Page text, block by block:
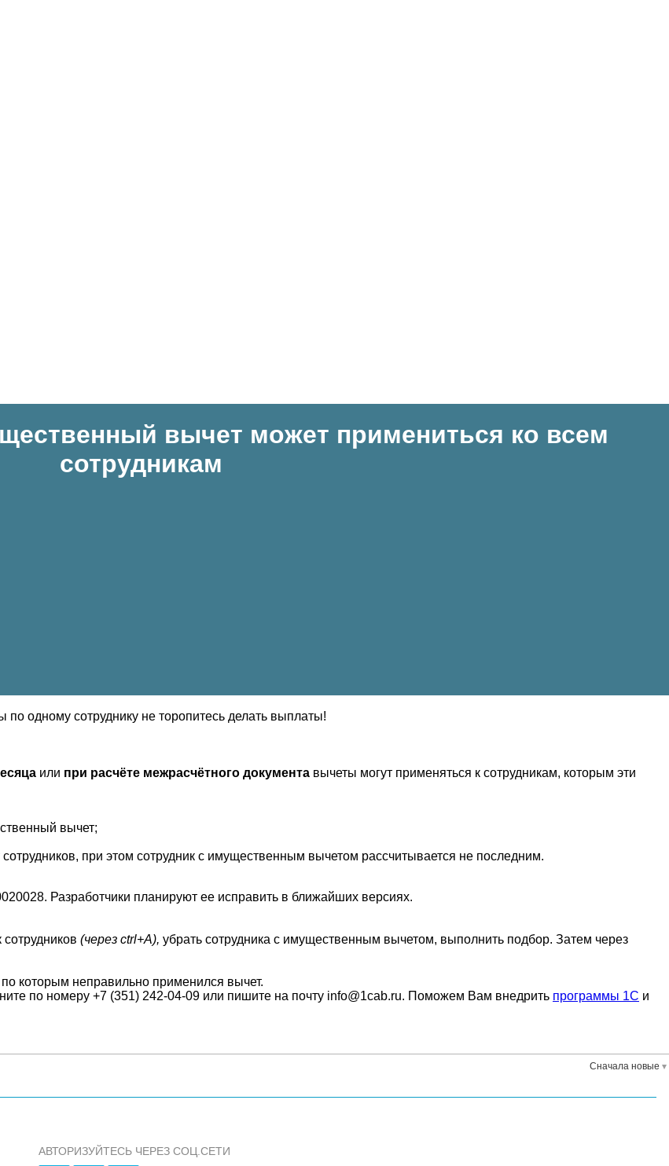
вычет может примениться ко всем
сотрудникам
одному сотруднику не торопитесь делать выплаты!
или при расчёте межрасчётного документа вычеты могут применяться к сотрудникам, которым эти
вычет;
при этом сотрудник с имущественным вычетом рассчитывается не последним.
Разработчики планируют ее исправить в ближайших версиях.
(через ctrl+A), убрать сотрудника с имущественным вычетом, выполнить подбор. Затем через
которым неправильно применился вычет.
по номеру +7 (351) 242-04-09 или пишите на почту info@1cab.ru. Поможем Вам внедрить программы 1С и
Сначала новые
АВТОРИЗУЙТЕСЬ ЧЕРЕЗ СОЦ.СЕТИ